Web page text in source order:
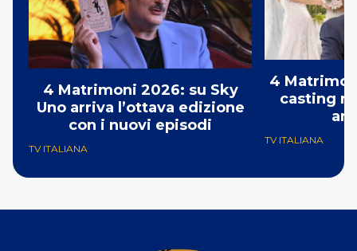
4 Matrimoni 2026: su Sky
Uno arriva l’ottava edizione
con i nuovi episodi
TV ITALIANA
4
casting
TV ITALIANA